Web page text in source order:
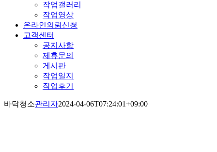
작업갤러리
작업영상
온라인의뢰신청
고객센터
공지사항
제휴문의
게시판
작업일지
작업후기
바닥청소관리자2024-04-06T07:24:01+09:00